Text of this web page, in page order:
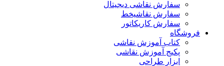
سفارش نقاشی دیجیتال
سفارش نقاشیخط
سفارش کاریکاتور
فروشگاه
کتاب آموزش نقاشی
پکیج آموزش نقاشی
ابزار طراحی